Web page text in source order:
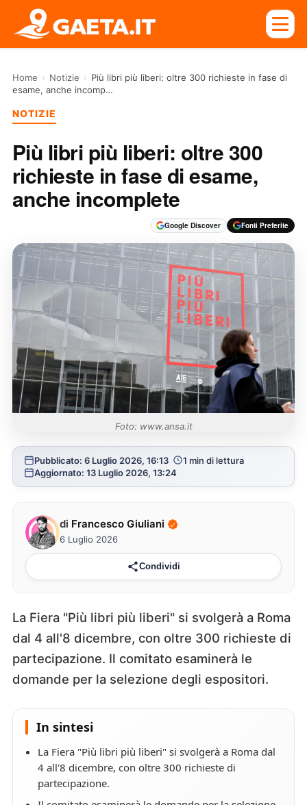
Home › Notizie › Più libri più liberi: oltre 300 richieste in fase di
esame, anche incomp…
NOTIZIE
Più libri più liberi: oltre 300
richieste in fase di esame,
anche incomplete
Google Discover Fonti Preferite
Foto: www.ansa.it
Pubblicato: 6 Luglio 2026, 16:13
1 min di lettura
Aggiornato: 13 Luglio 2026, 13:24
di Francesco Giuliani
6 Luglio 2026
Condividi
La Fiera "Più libri più liberi" si svolgerà a Roma
dal 4 all'8 dicembre, con oltre 300 richieste di
partecipazione. Il comitato esaminerà le
domande per la selezione degli espositori.
In sintesi
La Fiera "Più libri più liberi" si svolgerà a Roma dal
4 all'8 dicembre, con oltre 300 richieste di
partecipazione.